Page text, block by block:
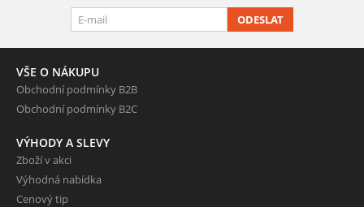
ODESLAT
VŠE O NÁKUPU
Obchodní podmínky B2B
Obchodní podmínky B2C
VÝHODY A SLEVY
Zboží v akci
Výhodná nabídka
Cenový tip